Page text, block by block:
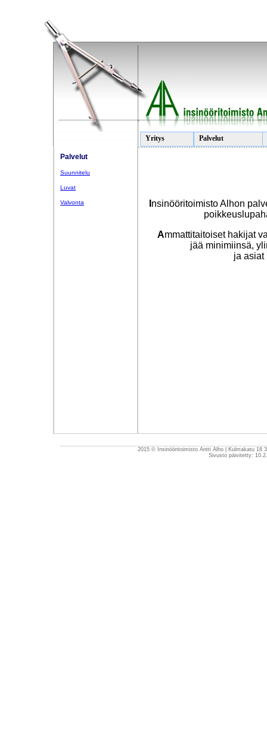
Yritys Palvelut
Palvelut
Suunnitelu
Luvat
Valvonta
nsinööritoimisto Alhon
Ammattitaitoiset hakijat
jää minimiinsä,
ja asiat
2015 © Insinööritoimisto Antti Alho | Kulmakatu 18
Sivusto päivitetty: